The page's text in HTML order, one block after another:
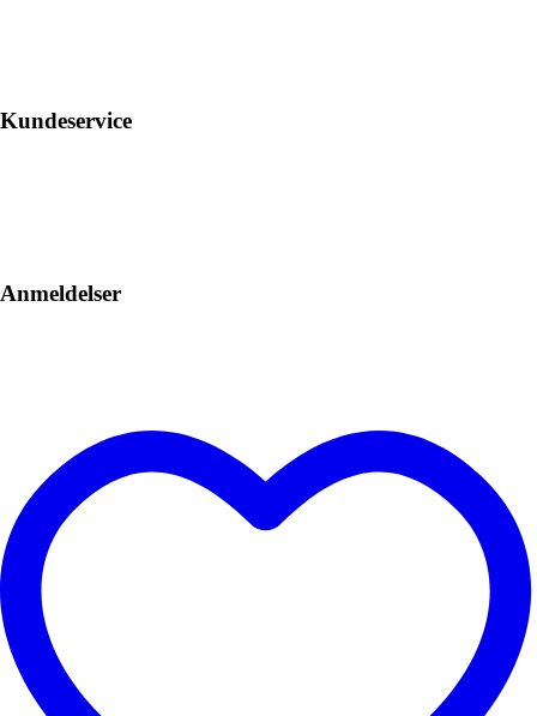
Kundeservice
Anmeldelser